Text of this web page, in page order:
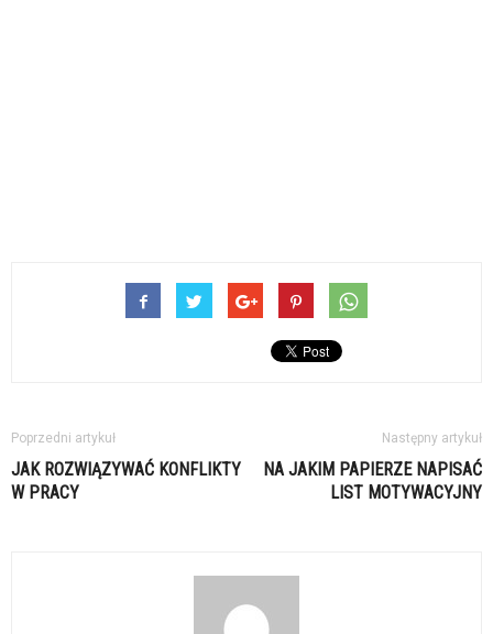
Poprzedni artykuł
JAK ROZWIĄZYWAĆ KONFLIKTY
W PRACY
Następny artykuł
NA JAKIM PAPIERZE NAPISAĆ
LIST MOTYWACYJNY